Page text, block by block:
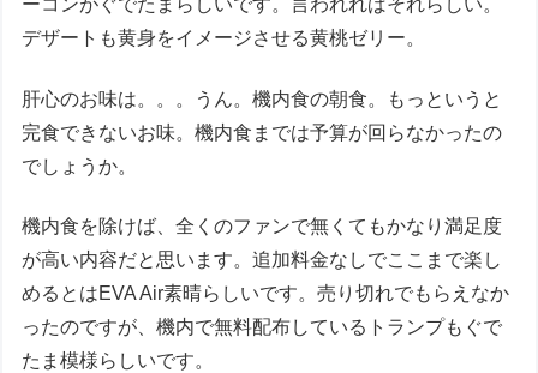
ーコンがぐでたまらしいです。言われればそれらしい。
デザートも黄身をイメージさせる黄桃ゼリー。
肝心のお味は。。。うん。機内食の朝食。もっというと
完食できないお味。機内食までは予算が回らなかったの
でしょうか。
機内食を除けば、全くのファンで無くてもかなり満足度
が高い内容だと思います。追加料金なしでここまで楽し
めるとはEVA Air素晴らしいです。売り切れでもらえなか
ったのですが、機内で無料配布しているトランプもぐで
たま模様らしいです。